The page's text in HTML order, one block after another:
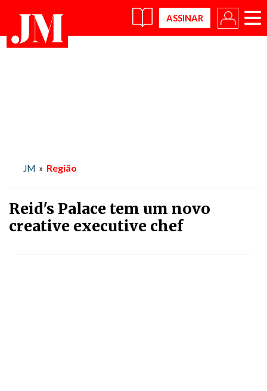
×
JM » Região
Reid's Palace tem um novo
creative executive chef